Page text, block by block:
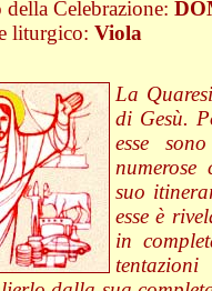
della Celebrazione:
liturgico: Viola
La
di Gesù.
esse
suo
esse è
in